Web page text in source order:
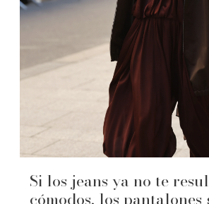
Si los jeans ya no te
cómodos, los pantalones